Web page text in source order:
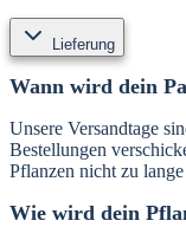
Lieferung
Wann wird dein
Unsere Versandtage
Bestellungen
Pflanzen nicht zu
Wie wird dein